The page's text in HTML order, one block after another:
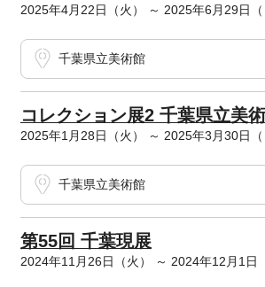
2025年4月22日（火） ～ 2025年6月29日（
千葉県立美術館
コレクション展2 千葉県立美
2025年1月28日（火） ～ 2025年3月30日（
千葉県立美術館
第55回 千葉現展
2024年11月26日（火） ～ 2024年12月1日